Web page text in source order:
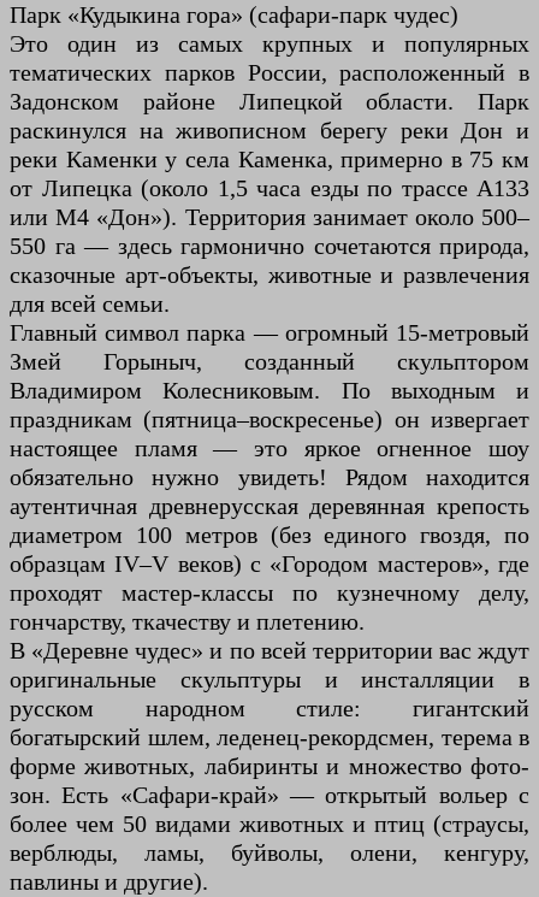
Парк «Кудыкина гора» (сафари-парк чудес)
Это один из самых крупных и популярных
тематических парков России, расположенный в
Задонском районе Липецкой области. Парк
раскинулся на живописном берегу реки Дон и
реки Каменки у села Каменка, примерно в 75 км
от Липецка (около 1,5 часа езды по трассе А133
или М4 «Дон»). Территория занимает около 500–
550 га — здесь гармонично сочетаются природа,
сказочные арт-объекты, животные и развлечения
для всей семьи.
Главный символ парка — огромный 15-метровый
Змей Горыныч, созданный скульптором
Владимиром Колесниковым. По выходным и
праздникам (пятница–воскресенье) он извергает
настоящее пламя — это яркое огненное шоу
обязательно нужно увидеть! Рядом находится
аутентичная древнерусская деревянная крепость
диаметром 100 метров (без единого гвоздя, по
образцам IV–V веков) с «Городом мастеров», где
проходят мастер-классы по кузнечному делу,
гончарству, ткачеству и плетению.
В «Деревне чудес» и по всей территории вас ждут
оригинальные скульптуры и инсталляции в
русском народном стиле: гигантский
богатырский шлем, леденец-рекордсмен, терема в
форме животных, лабиринты и множество фото-
зон. Есть «Сафари-край» — открытый вольер с
более чем 50 видами животных и птиц (страусы,
верблюды, ламы, буйволы, олени, кенгуру,
павлины и другие).